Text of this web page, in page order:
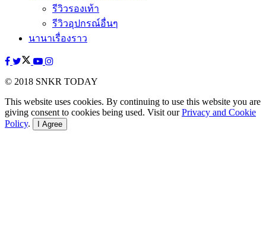
รีวิวรองเท้า
รีวิวอุปกรณ์อื่นๆ
นานาเรื่องราว
© 2018 SNKR TODAY
This website uses cookies. By continuing to use this website you are
giving consent to cookies being used. Visit ourPrivacy and Cookie
Policy. I Agree